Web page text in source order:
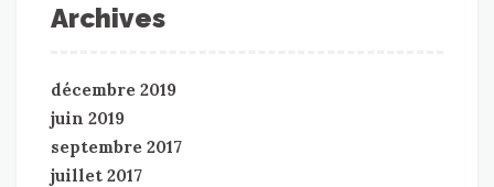
Archives
décembre 2019
juin 2019
septembre 2017
juillet 2017